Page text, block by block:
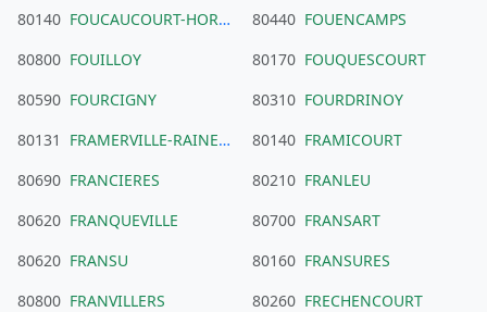
80140 FOUCAUCOURT-HORS-NESLE 80440 FOUENCAMPS
80800 FOUILLOY 80170 FOUQUESCOURT
80590 FOURCIGNY 80310 FOURDRINOY
80131
FRAMERVILLE-RAINECOURT 80140 FRAMICOURT
80690 FRANCIERES 80210 FRANLEU
80620 FRANQUEVILLE 80700 FRANSART
80620 FRANSU 80160 FRANSURES
80800 FRANVILLERS 80260 FRECHENCOURT